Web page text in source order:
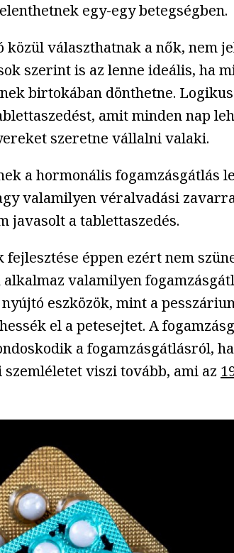
egy-egy betegségben.
választhatnak a nők, nem
szerint is az lenne ideális, ha
birtokában dönthetne.
amit minden nap
szeretne vállalni valaki.
a hormonális fogamzásgátlás
valamilyen véralvadási
javasolt a tablettaszedés.
éppen ezért nem
valamilyen
eszközök, mint a
el a petesejtet. A
a fogamzásgátlásról,
viszi tovább, ami az